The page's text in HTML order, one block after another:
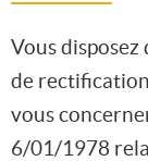
Vous disposez
de
vous
6/01/1978